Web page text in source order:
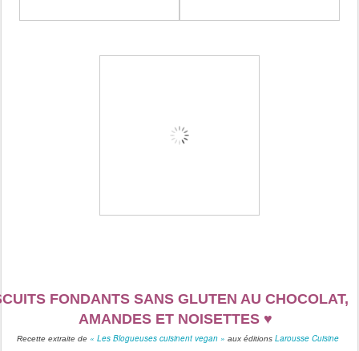
FONDANTS SANS GLUTEN AU CHOCOLAT,
AMANDES ET NOISETTES ♥
Recette extraite de « Les Blogueuses cuisinent vegan » aux éditions Larousse Cuisine